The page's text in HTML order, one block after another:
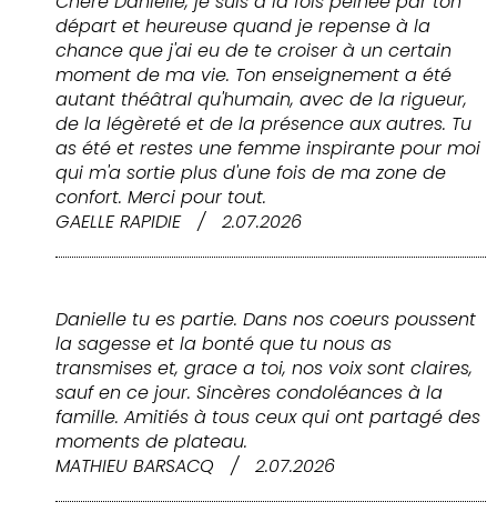
départ et heureuse quand je repense à la
chance que j'ai eu de te croiser à un certain
moment de ma vie. Ton enseignement a été
autant théâtral qu'humain, avec de la rigueur,
de la légèreté et de la présence aux autres. Tu
as été et restes une femme inspirante pour moi
qui m'a sortie plus d'une fois de ma zone de
confort. Merci pour tout.
GAELLE RAPIDIE
/ 2.07.2026
Danielle tu es partie. Dans nos coeurs poussent
la sagesse et la bonté que tu nous as
transmises et, grace a toi, nos voix sont claires,
sauf en ce jour. Sincères condoléances à la
famille. Amitiés à tous ceux qui ont partagé des
moments de plateau.
MATHIEU BARSACQ
/ 2.07.2026